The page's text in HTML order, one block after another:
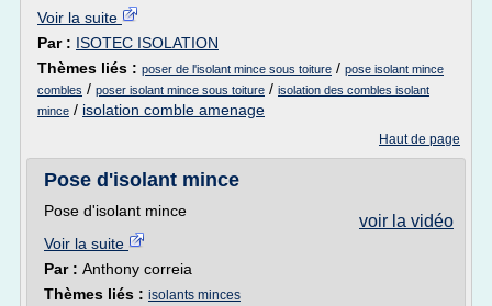
Voir la suite
Par : ISOTEC ISOLATION
Thèmes liés : poser de l'isolant mince sous toiture / pose isolant mince
combles / poser isolant mince sous toiture / isolation des combles isolant
mince / isolation comble amenage
Haut de page
Pose d'isolant mince
voir la vidéo
Pose d'isolant mince
Voir la suite
Par : Anthony correia
Thèmes liés : isolants minces